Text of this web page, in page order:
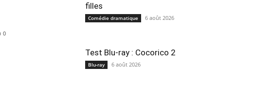
0
filles
Comédie dramatique 6 août 2026
Test Blu-ray : Cocorico 2
Blu-ray 6 août 2026